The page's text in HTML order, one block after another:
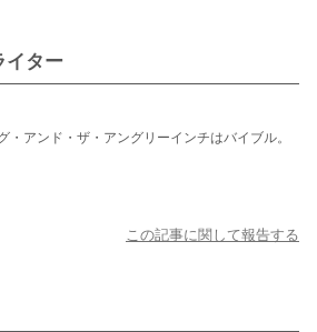
イター
・アンド・ザ・アングリーインチはバイブル。
この記事に関して報告する